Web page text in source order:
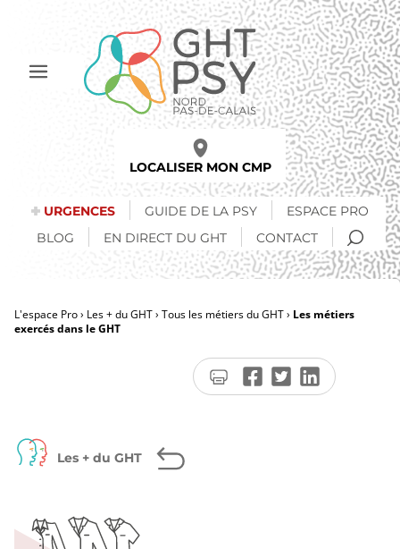
principal
Afficher
LOCALISER MON CMP
URGENCES GUIDE DE LA PSY
ESPACE PRO
BLOG
EN DIRECT DU GHT CONTACT
Fil
L'espace Pro Les + du GHT Tous les métiers du GHT
Les métiers
exercés dans le GHT
Les + du GHT
Imprimer
la
Partager
sur
Partager
sur
Partager
sur